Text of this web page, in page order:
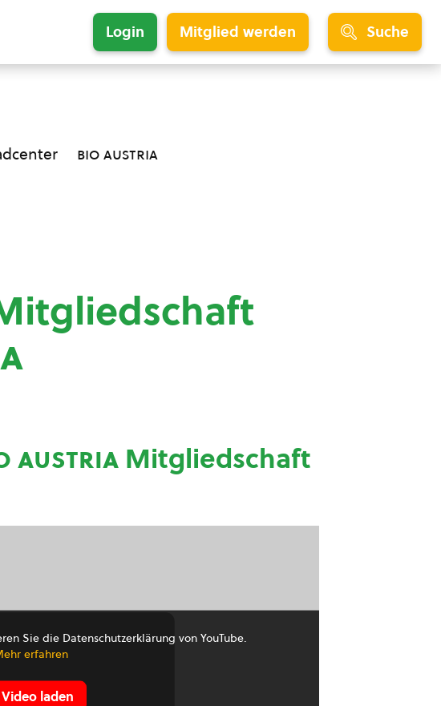
Login Mitglied werden Suche
bio austria
austria Mitgliedschaft
Sie die Datenschutzerklärung von YouTube.
erfahren
Video laden